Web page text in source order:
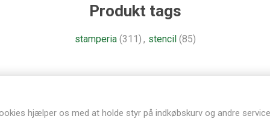
Produkt tags
stamperia (311) , stencil (85)
Relaterede produkter
hjælper os med at holde styr på indkøbskurv og andre